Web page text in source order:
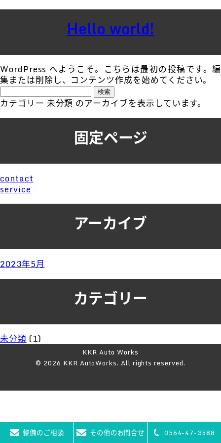
Hello world!
WordPress へようこそ。こちらは最初の投稿です。編
集または削除し、コンテンツ作成を始めてください。
検
索:
カテゴリー 未分類 のアーカイブを表示しています。
固定ページ
contact
service
アーカイブ
2023年5月
カテゴリー
未分類 (1)
整備のご相談 その他のお問合せ 0564-47-3588
KKR Auto Works
© 2026 KKR AutoWorks. All rights reserved.